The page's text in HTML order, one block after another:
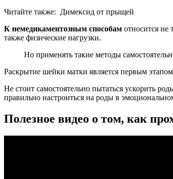
Читайте также: Димексид от прыщей
К немедикаментозным способам относится
также физические нагрузки.
Но применять такие методы
Раскрытие шейки матки является первым
Не стоит самостоятельно пытаться ускорить
правильно настроиться на роды в
Полезное видео о том, как